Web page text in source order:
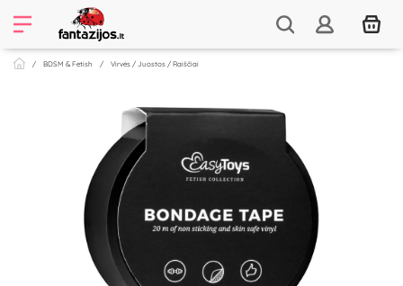
BDSM & Fetish Virvės / Juostos / Raiščiai